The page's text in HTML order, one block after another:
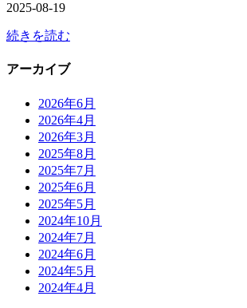
2025-08-19
続きを読む
アーカイブ
2026年6月
2026年4月
2026年3月
2025年8月
2025年7月
2025年6月
2025年5月
2024年10月
2024年7月
2024年6月
2024年5月
2024年4月